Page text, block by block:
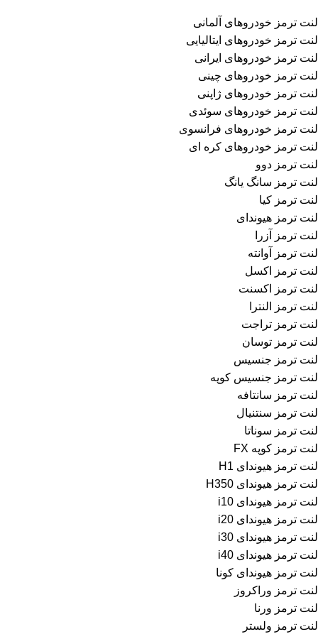
لنت ترمز خودروهای آلمانی
لنت ترمز خودروهای ایتالیایی
لنت ترمز خودروهای ایرانی
لنت ترمز خودروهای چینی
لنت ترمز خودروهای ژاپنی
لنت ترمز خودروهای سوئدی
لنت ترمز خودروهای فرانسوی
لنت ترمز خودروهای کره ای
لنت ترمز دوو
لنت ترمز سانگ یانگ
لنت ترمز کیا
لنت ترمز هیوندای
لنت ترمز آزرا
لنت ترمز آوانته
لنت ترمز اکسل
لنت ترمز اکسنت
لنت ترمز النترا
لنت ترمز تراجت
لنت ترمز توسان
لنت ترمز جنسیس
لنت ترمز جنسیس کوپه
لنت ترمز سانتافه
لنت ترمز سنتنیال
لنت ترمز سوناتا
لنت ترمز کوپه FX
لنت ترمز هیوندای H1
لنت ترمز هیوندای H350
لنت ترمز هیوندای i10
لنت ترمز هیوندای i20
لنت ترمز هیوندای i30
لنت ترمز هیوندای i40
لنت ترمز هیوندای کونا
لنت ترمز وراکروز
لنت ترمز ورنا
لنت ترمز ولستر